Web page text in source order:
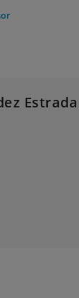
Estrada